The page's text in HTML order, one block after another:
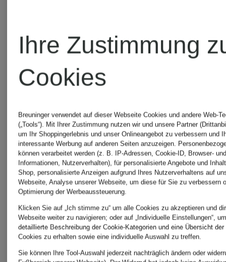
ARCTIC
CHF 570
CHF 830
CHF
Ihre Zustimmung
Cookies
Breuninger verwendet auf dieser Webseite Cookies und andere Web-
(„Tools“). Mit Ihrer Zustimmung nutzen wir und unsere Partner
um Ihr Shoppingerlebnis und unser Onlineangebot zu verbessern und
interessante Werbung auf anderen Seiten anzuzeigen.
können verarbeitet werden (z. B. IP-Adressen, Cookie-ID, Browser-
Informationen, Nutzerverhalten), für personalisierte Angebote und
Shop, personalisierte Anzeigen aufgrund Ihres Nutzerverhaltens auf
Webseite, Analyse unserer Webseite, um diese für Sie zu verbessern
Optimierung der Werbeaussteuerung.
Klicken Sie auf „Ich stimme zu“ um alle Cookies zu akzeptieren und
Webseite weiter zu navigieren; oder auf „Individuelle Einstellungen“,
detaillierte Beschreibung der Cookie-Kategorien und eine Übersicht
Cookies zu erhalten sowie eine individuelle Auswahl zu treffen.
Sie können Ihre Tool-Auswahl jederzeit nachträglich ändern oder